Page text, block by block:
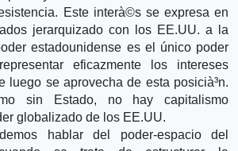
Este interà©s se expresa en
jerarquizado con los EE.UU. a la
estadounidense es el único poder
eficazmente los intereses
luego se aprovecha de esta posicià³n.
sin Estado, no hay capitalismo
globalizado de los EE.UU.
hablar del poder-espacio del